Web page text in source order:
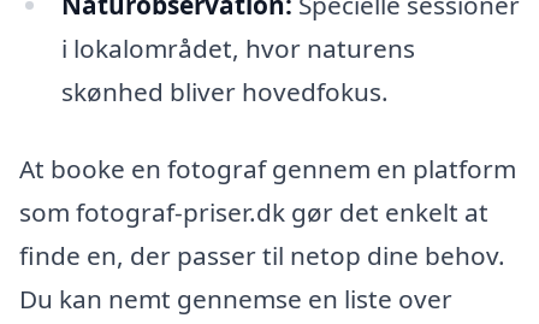
i lokalområdet, hvor naturens
skønhed bliver hovedfokus.
At booke en fotograf gennem en platform
som fotograf-priser.dk gør det enkelt at
finde en, der passer til netop dine behov.
Du kan nemt gennemse en liste over